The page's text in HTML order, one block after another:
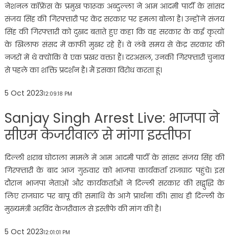
नेशनल कॉफ्रेंस के प्रमुख फारूक अब्दुल्ला ने आम आदमी पार्टी के सांसद
संजय सिंह की गिरफ्तारी पर केंद्र सरकार पर हमला बोला है। उन्होंने संजय
सिंह की गिरफ्तारी को दुखद बताते हुए कहा कि वह सरकार के कई कृत्यों
के खिलाफ संसद में काफी मुखर रहे हैं। वे लंबे समय से केंद्र सरकार की
नजरों में थे क्योंकि वे एक प्रखर वक्ता हैं। दरअसल, उनकी गिरफ्तारी चुनाव
से पहले का शक्ति प्रदर्शन है। मैं इसका विरोध करता हूं।
5 Oct 202312:09:18 PM
Sanjay Singh Arrest Live: भाजपा ने
सीएम केजरीवाल से मांगा इस्तीफा
दिल्ली शराब घोटाला मामले में आम आदमी पार्टी के सांसद संजय सिंह की
गिरफ्तारी के बाद आज गुरुवार को भाजपा कार्यकर्ता राजघाट पहुंचे। इस
दौरान भाजपा नेताओं और कार्यकर्ताओं ने दिल्ली सरकार की सद्बुद्धि के
लिए राजघाट पर बापू की समाधि के आगे प्रार्थना की। साथ ही दिल्ली के
मुख्यमंत्री अरविंद केजरीवाल से इस्तीफे की मांग की है।
5 Oct 202312:01:01 PM